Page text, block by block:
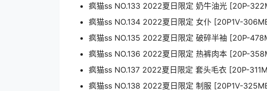
疯猫ss NO.133 2022夏日限定 奶牛油光 [20P-
疯猫ss NO.134 2022夏日限定 女仆 [20P1V-
疯猫ss NO.135 2022夏日限定 破碎半袖 [20P-
疯猫ss NO.136 2022夏日限定 热裤肉本 [20P-
疯猫ss NO.137 2022夏日限定 套头毛衣 [20P-
疯猫ss NO.138 2022夏日限定 制服 [20P1V-